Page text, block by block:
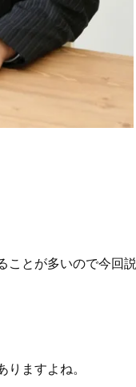
ことが多いので今回説
ますよね。